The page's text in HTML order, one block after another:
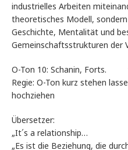
industrielles Arbeiten
theoretisches Modell,
Geschichte, Mentalität und
Gemeinschaftsstrukturen der
O-Ton 10: Schanin, Forts.
Regie: O-Ton kurz stehen
hochziehen
Übersetzer:
„It´s a relationship…
„Es ist die Beziehung, die